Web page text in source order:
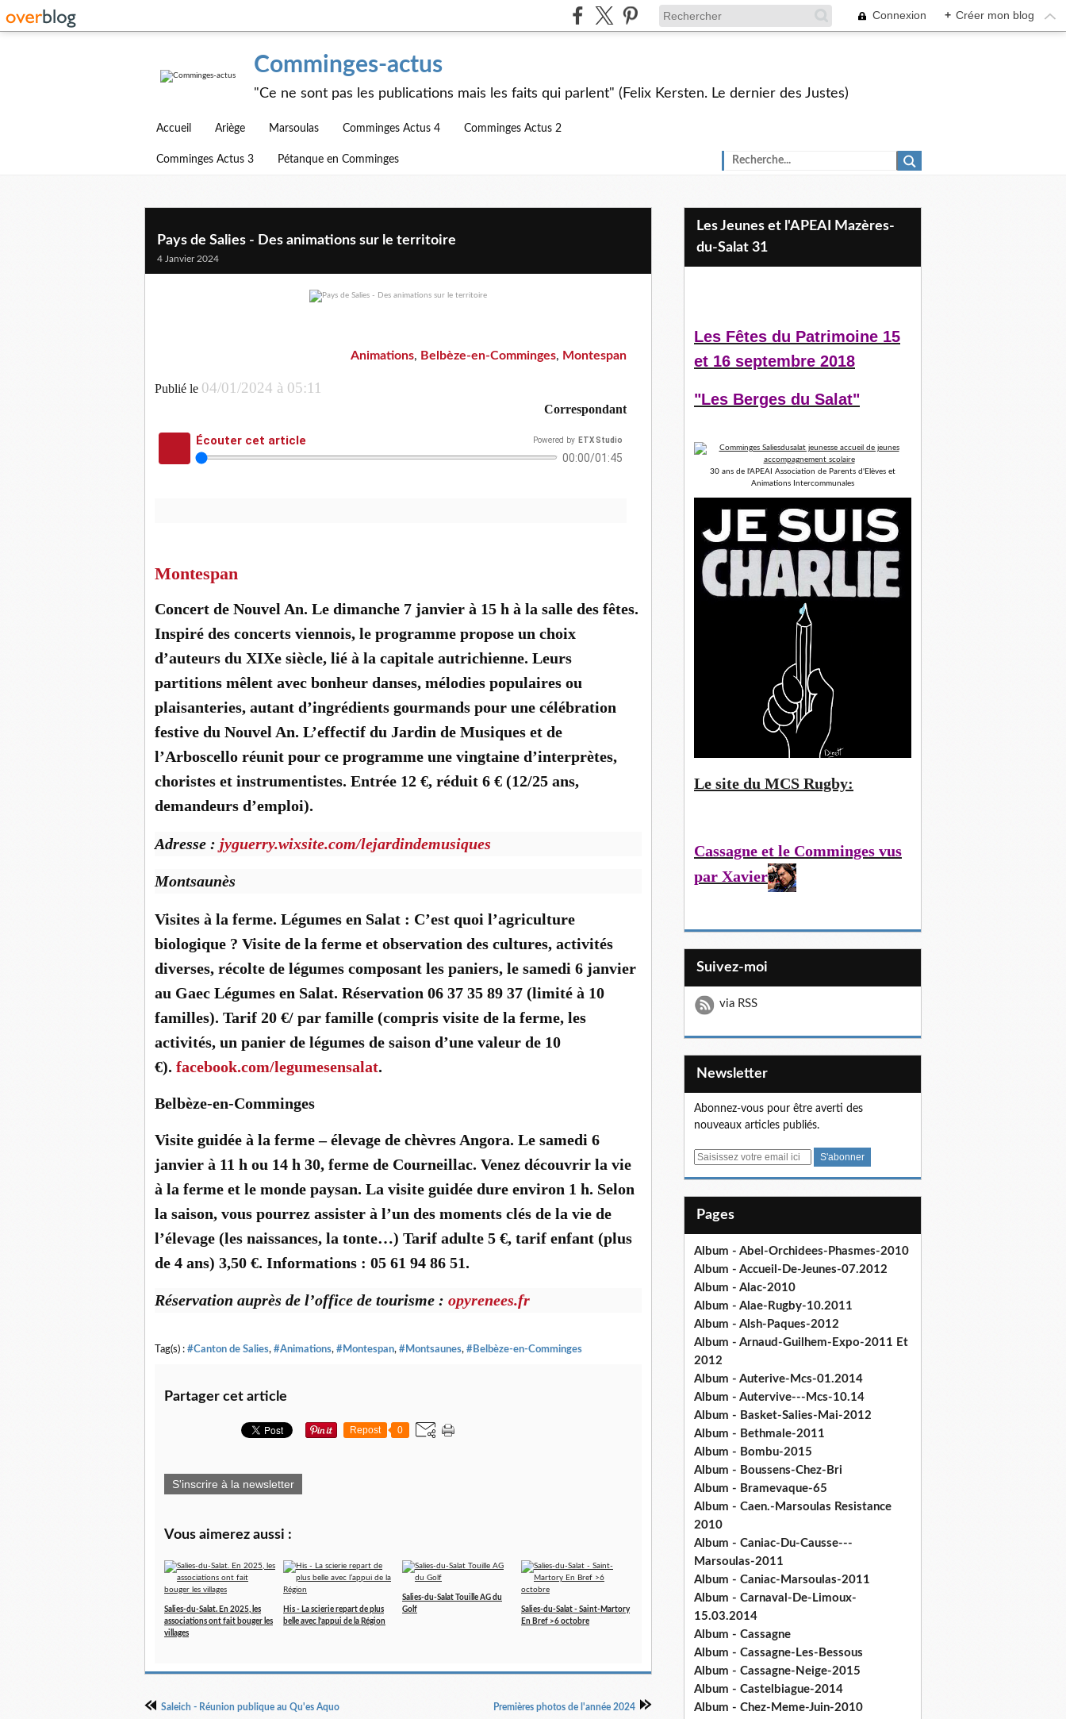
Connexion + Créer mon blog
Comminges-actus
"Ce ne sont pas les publications mais les faits qui parlent" (Felix Kersten. Le dernier des Justes)
Accueil Ariège Marsoulas Comminges Actus 4 Comminges Actus 2
Comminges Actus 3 Pétanque en Comminges
Pays de Salies - Des animations sur le territoire
4 Janvier 2024
Animations, Belbèze-en-Comminges, Montespan
Publié le 04/01/2024 à 05:11
Correspondant
Écouter cet article Powered by ETX Studio
00:00/01:45
Montespan
Concert de Nouvel An. Le dimanche 7 janvier à 15 h à la salle des fêtes.
Inspiré des concerts viennois, le programme propose un choix
d’auteurs du XIXe siècle, lié à la capitale autrichienne. Leurs
partitions mêlent avec bonheur danses, mélodies populaires ou
plaisanteries, autant d’ingrédients gourmands pour une célébration
festive du Nouvel An. L’effectif du Jardin de Musiques et de
l’Arboscello réunit pour ce programme une vingtaine d’interprètes,
choristes et instrumentistes. Entrée 12 €, réduit 6 € (12/25 ans,
demandeurs d’emploi).
Adresse : jyguerry.wixsite.com/lejardindemusiques
Montsaunès
Visites à la ferme. Légumes en Salat : C’est quoi l’agriculture
biologique ? Visite de la ferme et observation des cultures, activités
diverses, récolte de légumes composant les paniers, le samedi 6 janvier
au Gaec Légumes en Salat. Réservation 06 37 35 89 37 (limité à 10
familles). Tarif 20 €/ par famille (compris visite de la ferme, les
activités, un panier de légumes de saison d’une valeur de 10
€). facebook.com/legumesensalat.
Belbèze-en-Comminges
Visite guidée à la ferme – élevage de chèvres Angora. Le samedi 6
janvier à 11 h ou 14 h 30, ferme de Courneillac. Venez découvrir la vie
à la ferme et le monde paysan. La visite guidée dure environ 1 h. Selon
la saison, vous pourrez assister à l’un des moments clés de la vie de
l’élevage (les naissances, la tonte…) Tarif adulte 5 €, tarif enfant (plus
de 4 ans) 3,50 €. Informations : 05 61 94 86 51.
Réservation auprès de l’office de tourisme : opyrenees.fr
Tag(s) : #Canton de Salies, #Animations, #Montespan, #Montsaunes, #Belbèze-en-Comminges
Partager cet article
Repost 0
S'inscrire à la newsletter
Vous aimerez aussi :
Salies-du-Salat. En 2025, les
associations ont fait bouger les
villages
His - La scierie repart de plus
belle avec l’appui de la Région
Salies-du-Salat Touille AG du
Golf
Salies-du-Salat - Saint-Martory
En Bref >6 octobre
Saleich - Réunion publique au Qu'es Aquo Premières photos de l'année 2024
Les Jeunes et l'APEAI Mazères-
du-Salat 31
Les Fêtes du Patrimoine 15
et 16 septembre 2018
"Les Berges du Salat"
30 ans de l'APEAI Association de Parents d'Elèves et
Animations Intercommunales
Le site du MCS Rugby:
Cassagne et le Comminges vus
par Xavier
Suivez-moi
via RSS
Newsletter
Abonnez-vous pour être averti des
nouveaux articles publiés.
E
Pages
Album - Abel-Orchidees-Phasmes-2010
Album - Accueil-De-Jeunes-07.2012
Album - Alac-2010
Album - Alae-Rugby-10.2011
Album - Alsh-Paques-2012
Album - Arnaud-Guilhem-Expo-2011 Et
2012
Album - Auterive-Mcs-01.2014
Album - Autervive---Mcs-10.14
Album - Basket-Salies-Mai-2012
Album - Bethmale-2011
Album - Bombu-2015
Album - Boussens-Chez-Bri
Album - Bramevaque-65
Album - Caen.-Marsoulas Resistance
2010
Album - Caniac-Du-Causse---
Marsoulas-2011
Album - Caniac-Marsoulas-2011
Album - Carnaval-De-Limoux-
15.03.2014
Album - Cassagne
Album - Cassagne-Les-Bessous
Album - Cassagne-Neige-2015
Album - Castelbiague-2014
Album - Chez-Meme-Juin-2010